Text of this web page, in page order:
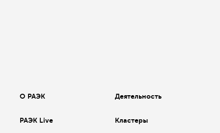
О РАЭК Деятельность
РАЭК Live Кластеры